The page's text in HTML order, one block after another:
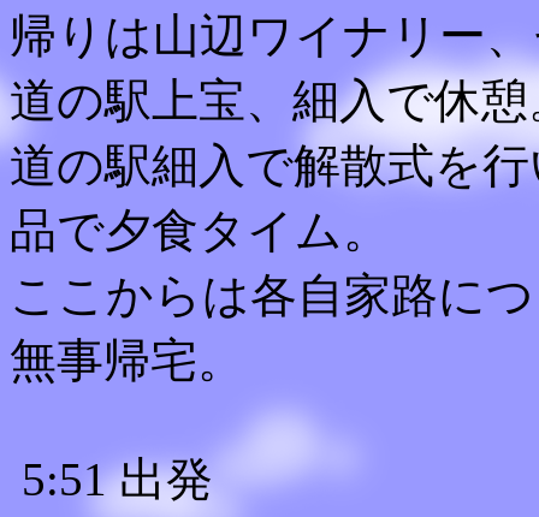
帰りは山辺ワイナリー
道の駅上宝、細入で休憩
道の駅細入で解散式を
品で夕食タイム。
ここからは各自家路に
無事帰宅。
5:51 出発